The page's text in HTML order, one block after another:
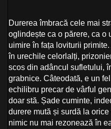
Durerea îmbracă cele mai
oglindește ca o părere, ca o
uimire în fața loviturii
în urechile celorlalți,
scos din adâncul sufletului,
grabnice. Câteodată, e un
echilibru precar de vârful
doar stă. Șade cuminte,
durere mută și surdă la
nimic nu mai rezonează în